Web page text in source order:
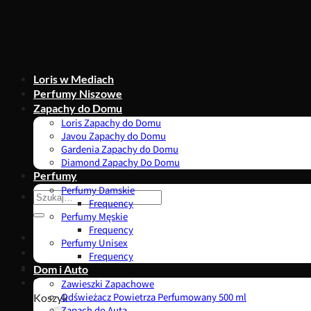
Szukaj:
0,00zł
Koszyk
Loris w Mediach
Perfumy Niszowe
Zapachy do Domu
Loris Zapachy do Domu
Javou Zapachy do Domu
Gardenia Zapachy do Domu
Diamond Zapachy Do Domu
Perfumy
Perfumy Damskie
Frequency
Perfumy Męskie
Frequency
Perfumy Unisex
Frequency
Dom i Auto
Zawieszki Zapachowe
Odświeżacz Powietrza Perfumowany 500 ml